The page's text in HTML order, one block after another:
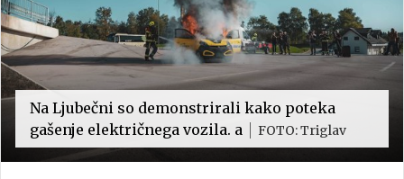
Na Ljubečni so demonstrirali kako poteka
gašenje električnega vozila. a
FOTO: Triglav